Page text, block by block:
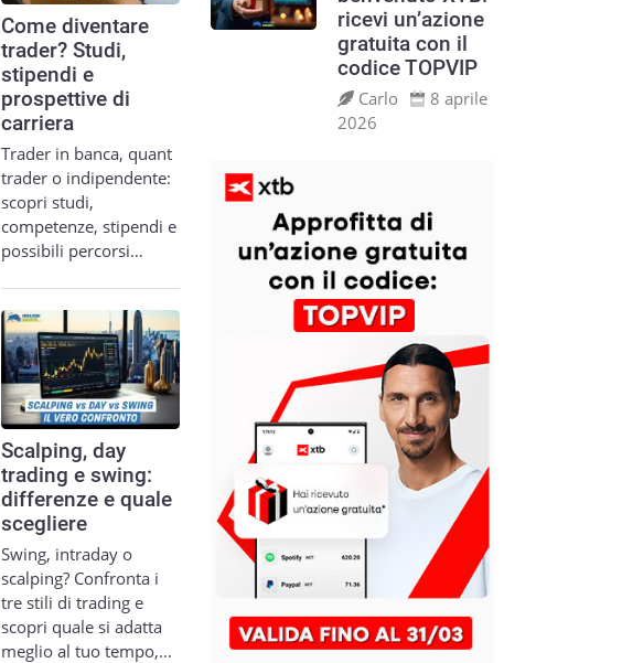
Come diventare
trader? Studi,
stipendi e
prospettive di
carriera
Trader in banca, quant
trader o indipendente:
scopri studi,
competenze, stipendi e
possibili percorsi…
Scalping, day
trading e swing:
differenze e quale
scegliere
Swing, intraday o
scalping? Confronta i
tre stili di trading e
scopri quale si adatta
meglio al tuo tempo,…
ricevi un’azione
gratuita con il
codice TOPVIP
Carlo
8 aprile
2026